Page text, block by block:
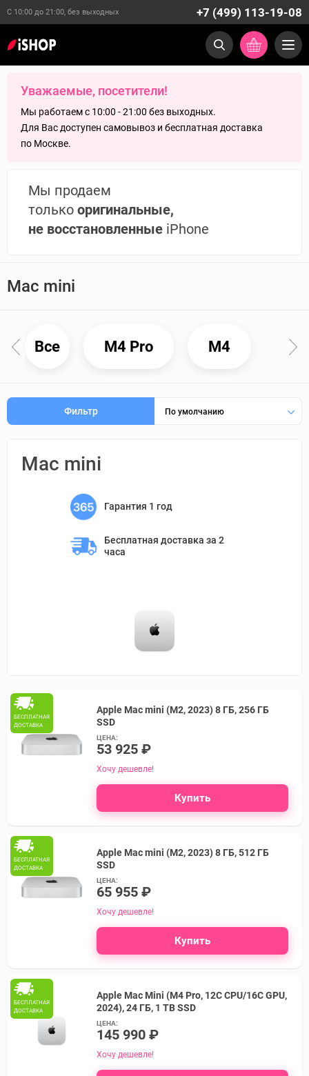
С 10:00 до 21:00, без выходных +7 (499) 113-19-08
Уважаемые, посетители!
Мы работаем с 10:00 - 21:00 без выходных.
Для Вас доступен самовывоз и бесплатная доставка
по Москве.
Мы продаем
только оригинальные,
не восстановленные iPhone
Mac mini
Все M4 Pro M4
Фильтр По умолчанию
Mac mini
Гарантия 1 год
Бесплатная доставка за 2
часа
БЕСПЛАТНАЯ
ДОСТАВКА
Apple Mac mini (M2, 2023) 8 ГБ, 256 ГБ
SSD
ЦЕНА:
53 925 ₽
Хочу дешевле!
Купить
БЕСПЛАТНАЯ
ДОСТАВКА
Apple Mac mini (M2, 2023) 8 ГБ, 512 ГБ
SSD
ЦЕНА:
65 955 ₽
Хочу дешевле!
Купить
БЕСПЛАТНАЯ
ДОСТАВКА
Apple Mac Mini (M4 Pro, 12C CPU/16C GPU,
2024), 24 ГБ, 1 TB SSD
ЦЕНА:
145 990 ₽
Хочу дешевле!